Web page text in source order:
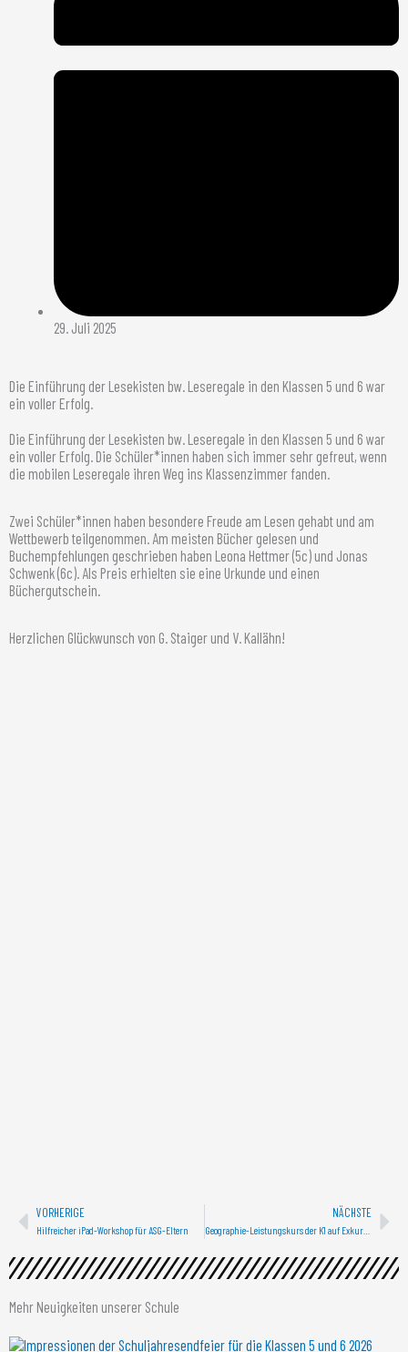
29. Juli 2025
Die Einführung der Lesekisten bw. Leseregale in den Klassen 5 und 6 war
ein voller Erfolg.
Die Einführung der Lesekisten bw. Leseregale in den Klassen 5 und 6 war
ein voller Erfolg. Die Schüler*innen haben sich immer sehr gefreut, wenn
die mobilen Leseregale ihren Weg ins Klassenzimmer fanden.
Zwei Schüler*innen haben besondere Freude am Lesen gehabt und am
Wettbewerb teilgenommen. Am meisten Bücher gelesen und
Buchempfehlungen geschrieben haben Leona Hettmer (5c) und Jonas
Schwenk (6c). Als Preis erhielten sie eine Urkunde und einen
Büchergutschein.
Herzlichen Glückwunsch von G. Staiger und V. Kallähn!
Zurück
VORHERIGE
Hilfreicher iPad-Workshop für ASG-Eltern
NÄCHSTE
Geographie-Leistungskurs der K1 auf Exkursion in Lenningen und Laichingen
Mehr Neuigkeiten unserer Schule